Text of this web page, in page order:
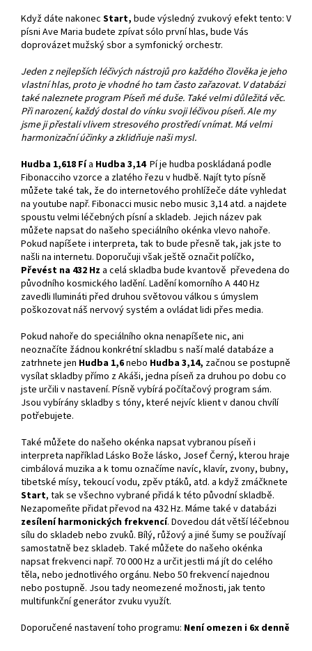
Když dáte nakonec Start, bude výsledný zvukový efekt tento: V
písni Ave Maria budete zpívat sólo první hlas, bude Vás
doprovázet mužský sbor a symfonický orchestr.
Jeden z nejlepších léčivých nástrojů pro každého člověka je jeho
vlastní hlas, proto je vhodné ho tam často zařazovat. V databázi
také naleznete program Píseň mé duše. Také velmi důležitá věc.
Při narození, každý dostal do vínku svoji léčivou píseň. Ale my
jsme ji přestali vlivem stresového prostředí vnímat. Má velmi
harmonizační účinky a zklidňuje naši mysl.
Hudba 1,618 Fía Hudba 3,14Pí je hudba poskládaná podle
Fibonacciho vzorce a zlatého řezu v hudbě. Najít tyto písně
můžete také tak, že do internetového prohlížeče dáte vyhledat
na youtube např. Fibonacci music nebo music 3,14 atd. a najdete
spoustu velmi léčebných písní a skladeb. Jejich název pak
můžete napsat do našeho speciálního okénka vlevo nahoře.
Pokud napíšete i interpreta, tak to bude přesně tak, jak jste to
našli na internetu. Doporučuji však ještě označit políčko,
Převést na 432 Hz a celá skladba bude kvantově převedena do
původního kosmického ladění. Ladění komorního A 440 Hz
zavedli Ilumináti před druhou světovou válkou s úmyslem
poškozovat náš nervový systém a ovládat lidi přes media.
Pokud nahoře do speciálního okna nenapíšete nic, ani
neoznačíte žádnou konkrétní skladbu s naší malé databáze a
zatrhnete jen Hudba 1,6nebo Hudba 3,14, začnou se postupně
vysílat skladby přímo z Akáši, jedna píseň za druhou po dobu co
jste určili v nastavení. Písně vybírá počítačový program sám.
Jsou vybírány skladby s tóny, které nejvíc klient v danou chvílí
potřebujete.
Také můžete do našeho okénka napsat vybranou píseň i
interpreta například Lásko Bože lásko, Josef Černý, kterou hraje
cimbálová muzika a k tomu označíme navíc, klavír, zvony, bubny,
tibetské mísy, tekoucí vodu, zpěv ptáků, atd. a když zmáčknete
Start, tak se všechno vybrané přidá k této původní skladbě.
Nezapomeňte přidat převod na 432 Hz. Máme také v databázi
zesílení harmonických frekvencí. Dovedou dát větší léčebnou
sílu do skladeb nebo zvuků. Bílý, růžový a jiné šumy se používají
samostatně bez skladeb. Také můžete do našeho okénka
napsat frekvenci např. 70 000 Hz a určit jestli má jít do celého
těla, nebo jednotlivého orgánu. Nebo 50 frekvencí najednou
nebo postupně. Jsou tady neomezené možnosti, jak tento
multifunkční generátor zvuku využít.
Doporučené nastavení toho programu: Není omezen i 6x denně